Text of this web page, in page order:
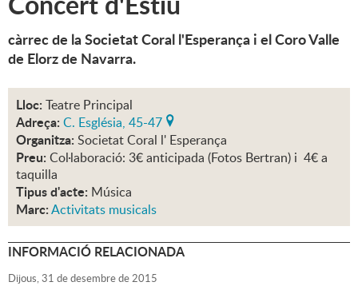
càrrec de la Societat Coral l'Esperança i el Coro Valle
de Elorz de Navarra.
Lloc: Teatre Principal
Adreça: C. Església, 45-47
Organitza: Societat Coral l' Esperança
Preu: Col·laboració: 3€ anticipada (Fotos Bertran) i 4€ a
taquilla
Tipus d'acte: Música
Marc:Activitats musicals
INFORMACIÓ RELACIONADA
Dijous,31 dedesembrede2015